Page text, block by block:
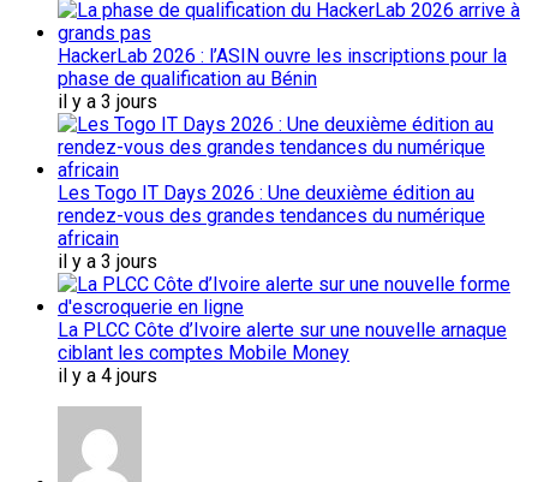
HackerLab 2026 : l’ASIN ouvre les inscriptions pour la
phase de qualification au Bénin
il y a 3 jours
Les Togo IT Days 2026 : Une deuxième édition au
rendez-vous des grandes tendances du numérique
africain
il y a 3 jours
La PLCC Côte d’Ivoire alerte sur une nouvelle arnaque
ciblant les comptes Mobile Money
il y a 4 jours